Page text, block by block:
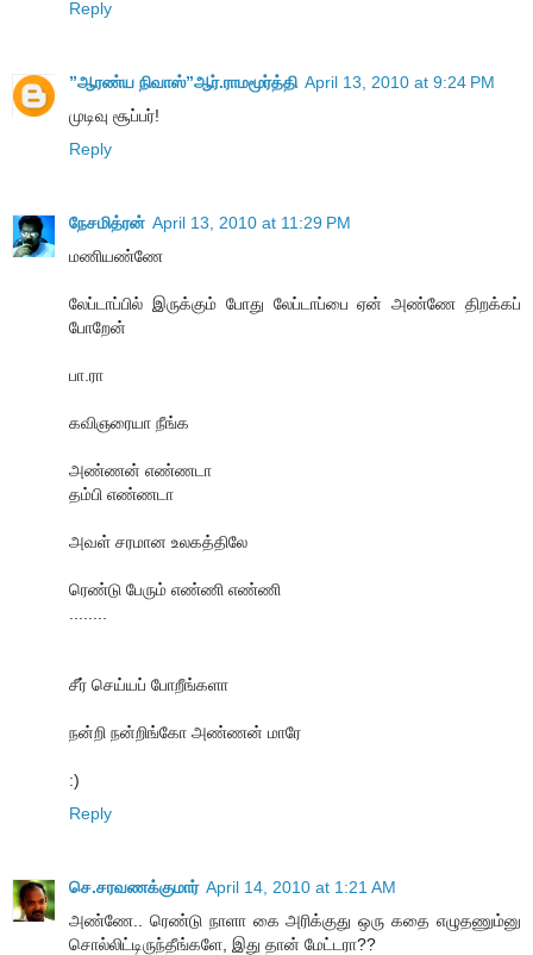
Reply
”ஆரண்ய நிவாஸ்”ஆர்.ராமமூர்த்தி April 13, 2010 at 9:24 PM
முடிவு சூப்பர்!
Reply
நேசமித்ரன் April 13, 2010 at 11:29 PM
மணியண்ணே
லேப்டாப்பில் இருக்கும் போது லேப்டாப்பை ஏன் அண்ணே திறக்கப்
போறேன்
பா.ரா
கவிஞரையா நீங்க
அண்ணன் எண்ணடா
தம்பி எண்ணடா
அவள் சரமான உலகத்திலே
ரெண்டு பேரும் எண்ணி எண்ணி
சீர் செய்யப் போறீங்களா
நன்றி நன்றிங்கோ அண்ணன் மாரே
:)
Reply
செ.சரவணக்குமார் April 14, 2010 at 1:21 AM
அண்ணே.. ரெண்டு நாளா கை அரிக்குது ஒரு கதை எழுதணும்னு
சொல்லிட்டிருந்தீங்களே, இது தான் மேட்டரா??